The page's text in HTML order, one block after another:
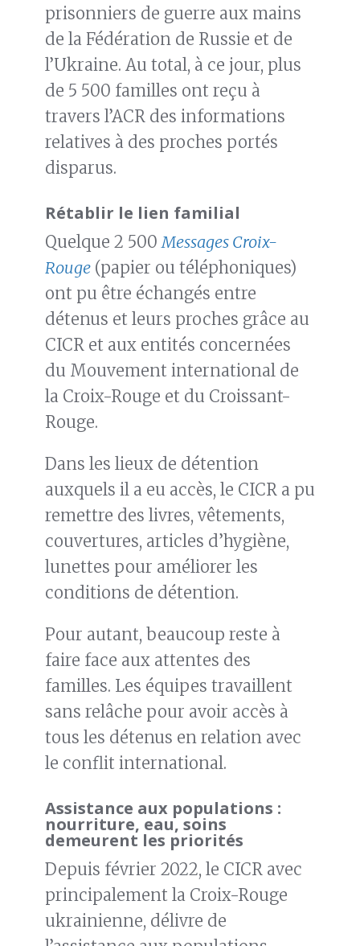
prisonniers de guerre aux mains
de la Fédération de Russie et de
l’Ukraine. Au total, à ce jour, plus
de 5 500 familles ont reçu à
travers l’ACR des informations
relatives à des proches portés
disparus.
Rétablir le lien familial
Quelque 2 500Messages Croix-
Rouge (papier ou téléphoniques)
ont pu être échangés entre
détenus et leurs proches grâce au
CICR et aux entités concernées
du Mouvement international de
la Croix-Rouge et du Croissant-
Rouge.
Dans les lieux de détention
auxquels il a eu accès, le CICR a pu
remettre des livres, vêtements,
couvertures, articles d’hygiène,
lunettes pour améliorer les
conditions de détention.
Pour autant, beaucoup reste à
faire face aux attentes des
familles. Les équipes travaillent
sans relâche pour avoir accès à
tous les détenus en relation avec
le conflit international.
Assistance aux populations :
nourriture, eau, soins
demeurent les priorités
Depuis février 2022, le CICR avec
principalement la Croix-Rouge
ukrainienne, délivre de